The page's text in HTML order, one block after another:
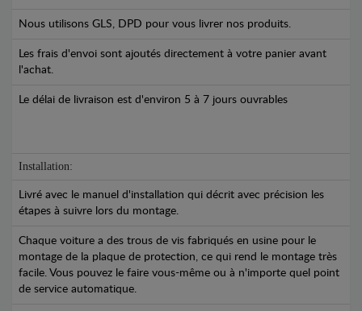
Nous utilisons GLS, DPD pour vous livrer nos produits.
Les frais d'envoi sont ajoutés directement à votre panier avant
l'achat.
Le délai de livraison est d'environ 5 à 7 jours ouvrables
Installation:
Livré avec le manuel d'installation qui décrit avec précision les
étapes à suivre lors du montage.
Chaque voiture a des trous de vis fabriqués en usine pour le
montage de la plaque de protection, ce qui rend le montage très
facile. Vous pouvez le faire vous-même ou à n'importe quel point
de service automatique.